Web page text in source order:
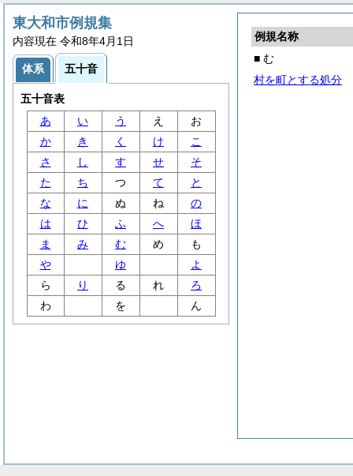
例規名称
■ む
村を町とする処分
東大和市例規集
内容現在 令和8年4月1日
体系 五十音
五十音表
あ
い う え
お
か
き く け
こ
さ
し す せ
そ
た
ち つ て
と
な
に ぬ ね
の
は
ひ ふ へ
ほ
ま
み む め
も
や
ゆ
よ
ら
り る れ
ろ
わ
を ん